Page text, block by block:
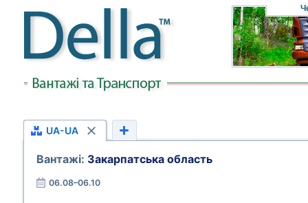
UA-UA
Вантажі: Закарпатська область
06.08–06.10